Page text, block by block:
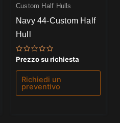
Custom Half Hulls
Navy 44-Custom Half
Hull
Valutato
0
su
Prezzo su richiesta
Richiedi un
preventivo